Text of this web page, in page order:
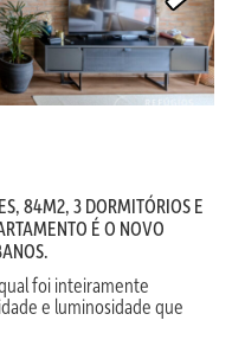
84M2, 3 DORMITÓRIOS E
É O NOVO
foi inteiramente
e luminosidade que